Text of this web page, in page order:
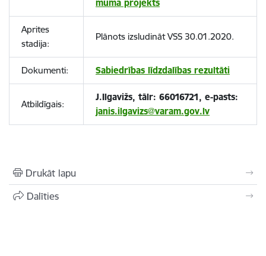
muma projekts
Aprites
stadija:
Plānots izsludināt VSS 30.01.2020.
Dokumenti: Sabiedrības līdzdalības rezultāti
Atbildīgais:
J.Ilgavižs, tālr: 66016721, e-pasts:
janis.ilgavizs@varam.gov.lv
Drukāt lapu
Dalīties